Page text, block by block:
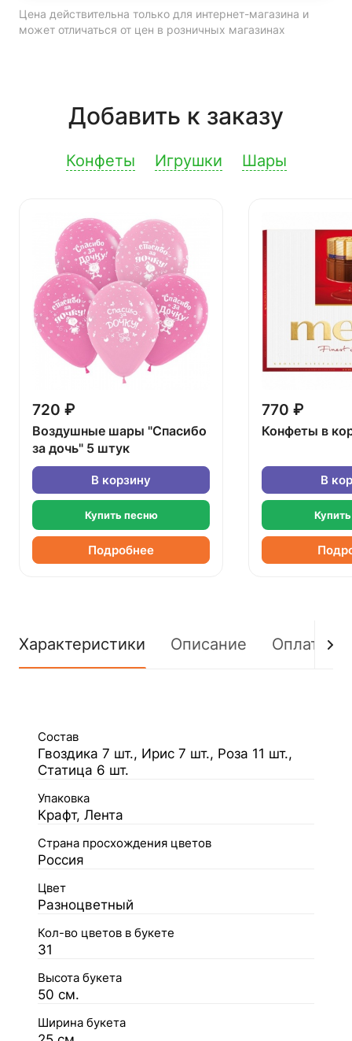
Цена действительна только для интернет-магазина и
может отличаться от цен в розничных магазинах
Добавить к заказу
Конфеты Игрушки Шары
720 ₽
Воздушные шары "Спасибо
за дочь" 5 штук
В корзину
Купить песню
Подробнее
770 ₽
Конфеты в
В
Характеристики Описание Оплата
Состав
Гвоздика 7 шт., Ирис 7 шт., Роза 11 шт.,
Статица 6 шт.
Упаковка
Крафт, Лента
Страна просхождения цветов
Россия
Цвет
Разноцветный
Кол-во цветов в букете
31
Высота букета
50 см.
Ширина букета